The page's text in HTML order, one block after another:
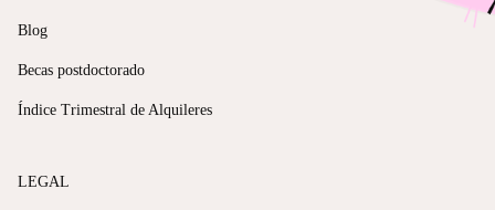
Blog
Becas postdoctorado
Índice Trimestral de Alquileres
LEGAL